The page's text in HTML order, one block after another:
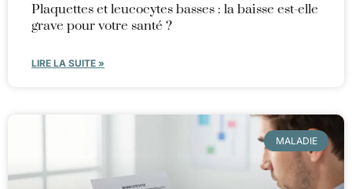
Plaquettes et leucocytes basses : la baisse est-elle
grave pour votre santé ?
LIRE LA SUITE »
MALADIE